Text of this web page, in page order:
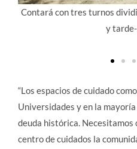
tarde
El Rector Franco
Santiago Dearma
“Los espacios de cuidado
Universidades y en la
deuda histórica. Necesitamos
centro de cuidados la